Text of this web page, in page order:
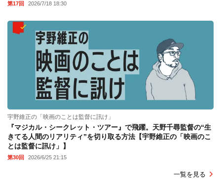
第17回 2026/7/18 18:30
宇野維正の「映画のことは監督に訊け」
『マジカル・シークレット・ツアー』で飛躍。天野千尋監督の“生
きてる人間のリアリティ”を切り取る方法【宇野維正の「映画のこ
とは監督に訊け」】
第30回 2026/6/25 21:15
一覧を見る